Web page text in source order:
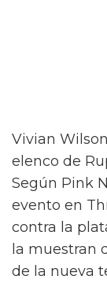
Vivian
elenco de
Según Pink
evento en
contra la
la muestran
de la nueva